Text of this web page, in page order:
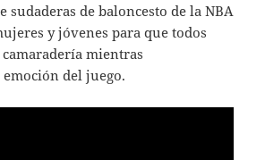
sudaderas de baloncesto de la NBA
y jóvenes para que todos
mientras
del juego.